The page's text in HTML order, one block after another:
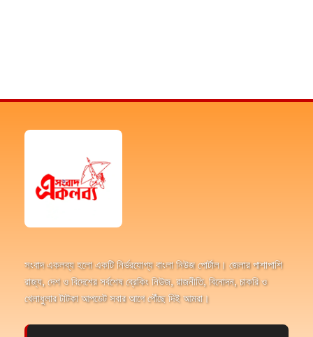
সংবাদ একলব্য হলো একটি নির্ভরযোগ্য বাংলা নিউজ পোর্টাল। জেলার পাশাপাশি
রাজ্য, দেশ ও বিদেশের সর্বশেষ ব্রেকিং নিউজ, রাজনীতি, বিনোদন, চাকরি ও
খেলাধুলার টাটকা আপডেট সবার আগে পৌঁছে দিই আমরা।